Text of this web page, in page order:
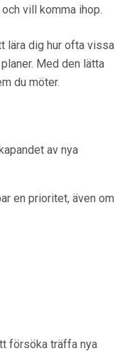
vill komma ihop.
lära dig hur ofta vissa
Med den lätta
du möter.
av nya
en prioritet, även om
försöka träffa nya